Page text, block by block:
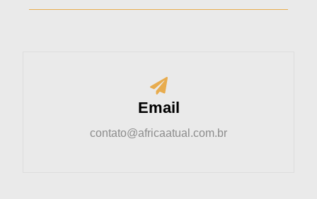
Email
contato@africaatual.com.br